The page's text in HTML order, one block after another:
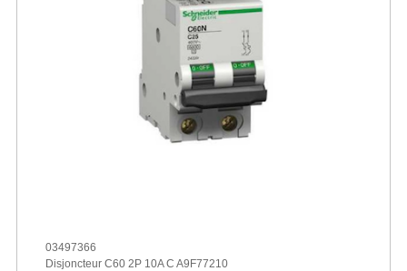
03497366
Disjoncteur C60 2P 10A C A9F77210